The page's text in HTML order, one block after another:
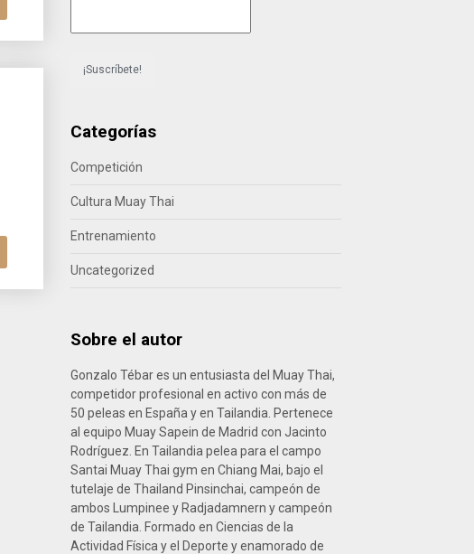
Categorías
Competición
Cultura Muay Thai
Entrenamiento
Uncategorized
Sobre el autor
Gonzalo Tébar es un entusiasta del Muay Thai,
competidor profesional en activo con más de
50 peleas en España y en Tailandia. Pertenece
al equipo Muay Sapein de Madrid con Jacinto
Rodríguez. En Tailandia pelea para el campo
Santai Muay Thai gym en Chiang Mai, bajo el
tutelaje de Thailand Pinsinchai, campeón de
ambos Lumpinee y Radjadamnern y campeón
de Tailandia. Formado en Ciencias de la
Actividad Física y el Deporte y enamorado de